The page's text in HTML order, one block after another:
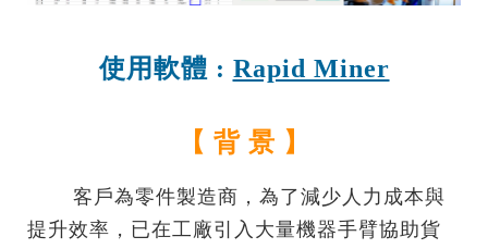
使用軟體 : Rapid Miner
【 背 景 】
客戶為零件製造商，為了減少人力成本與
提升效率，已在工廠引入大量機器手臂協助貨